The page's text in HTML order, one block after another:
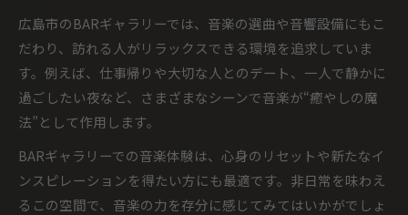
広島市のBARギャラリーでは、音楽の選曲や音響設備にもこ
だわり、訪れる人がリラックスできる環境を追求していま
す。例えば、仕事帰りや大切な人とのデート、一人で静かに
過ごしたい夜など、さまざまなシーンで音楽が“癒やしの魔
法”として作用します。
BARギャラリーでの音楽体験は、心身のリセットや新たなイ
ンスピレーションを得たい方にも最適です。非日常を味わえ
るこの空間で、音楽の力を存分に感じてみてはいかがでしょ